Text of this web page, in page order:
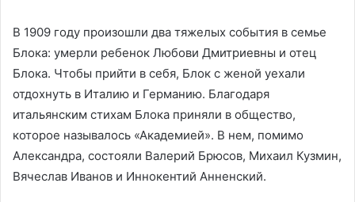
В 1909 году произошли два тяжелых события в семье
Блока: умерли ребенок Любови Дмитриевны и отец
Блока. Чтобы прийти в себя, Блок с женой уехали
отдохнуть в Италию и Германию. Благодаря
итальянским стихам Блока приняли в общество,
которое называлось «Академией». В нем, помимо
Александра, состояли Валерий Брюсов, Михаил Кузмин,
Вячеслав Иванов и Иннокентий Анненский.